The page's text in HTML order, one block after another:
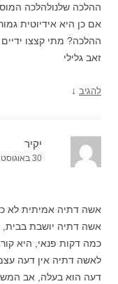
ההלכה שלנולהלכה
אם כן היא אידיוטית
ההלכה? מתי קצצו ידיים
זאב גלילי
להגיב ↓
יקיר
30 באוגוסט 2014 בשעה 7:49
אשה דתיה אמיתית לא
אשה דתיה יושבת
כמה דקות פנאי, היא
לאשה דתיה אין דעה
דעה הוא בעלה, אב